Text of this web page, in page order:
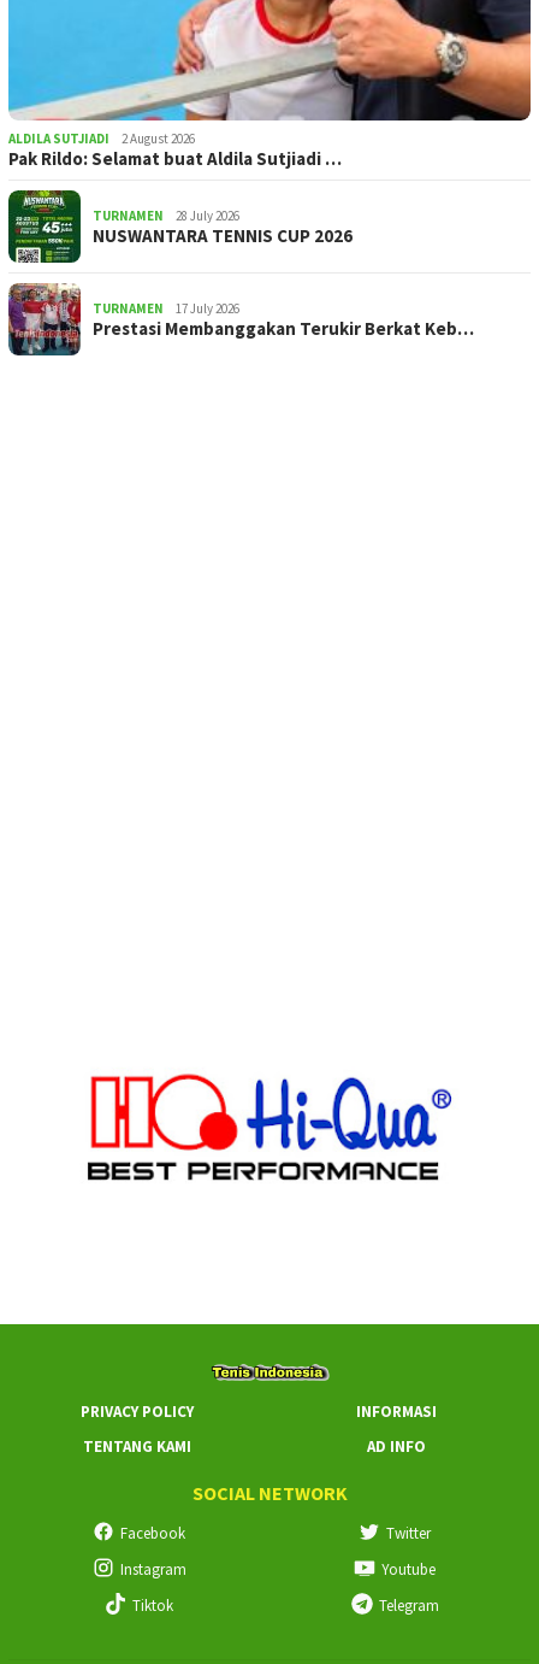
ALDILA SUTJIADI 2 August 2026
Pak Rildo: Selamat buat Aldila Sutjiadi …
TURNAMEN 28 July 2026
NUSWANTARA TENNIS CUP 2026
TURNAMEN 17 July 2026
Prestasi Membanggakan Terukir Berkat Keb…
PRIVACY POLICY
INFORMASI
TENTANG KAMI
AD INFO
SOCIAL NETWORK
Facebook
Twitter
Instagram
Youtube
Tiktok
Telegram